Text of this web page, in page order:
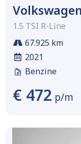
1.5 TSI R-Line
67.925 km
2021
Benzine
€ 472 p/m